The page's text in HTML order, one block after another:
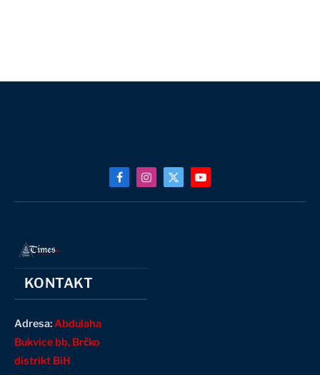
FacebookInstagram
X
(Twitter)
YouTube
KONTAKT
Adresa:Abdulaha
Bukvice bb, Brčko
distrikt BiH